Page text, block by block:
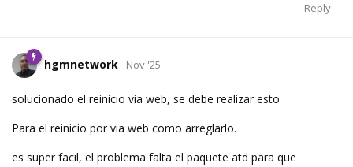
Reply
hgmnetwork Nov '25
solucionado el reinicio via web, se debe realizar esto
Para el reinicio por via web como arreglarlo.
es super facil, el problema falta el paquete atd para que